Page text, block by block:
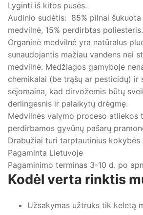
Lyginti iš kitos pusės.
Audinio sudėtis: 85% pilnai šukuota
medvilnė, 15% perdirbtas poliesteris.
Organinė medvilnė yra natūralus
sunaudojantis mažiau vandens nei
medvilnė. Medžiagos gamyboje
chemikalai (be trąšų ar pesticidų) ir
sėjomaina, kad dirvožemis būtų
derlingesnis ir palaikytų drėgmę.
Medvilnės valymo proceso atliekos
perdirbamos gyvūnų pašarų
Drabužiai turi tarptautinius kokybės
Pagaminta Lietuvoje
Pagaminimo terminas 3-10 d. po
Kodėl verta rinktis
Užsakymas užtruks tik keletą